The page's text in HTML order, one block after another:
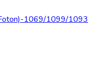
1069/1099/1093